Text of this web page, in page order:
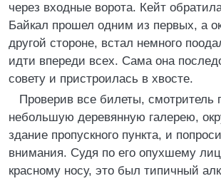
через входные ворота. Кейт
Байкал прошел одним из первых, а
другой стороне, встал немного
идти впереди всех. Сама она
совету и пристроилась в хвосте.
Проверив все билеты, смотритель
небольшую деревянную галерею,
здание пропускного пункта, и
внимания. Судя по его опухшему
красному носу, это был типичный